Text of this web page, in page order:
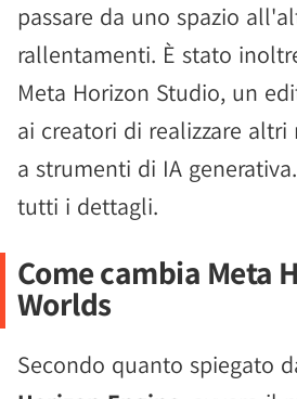
passare da uno spazio
rallentamenti. È stato
Meta Horizon Studio, un
ai creatori di realizzare altri
a strumenti di IA
tutti i dettagli.
Come cambia Meta
Worlds
Secondo quanto spiegato